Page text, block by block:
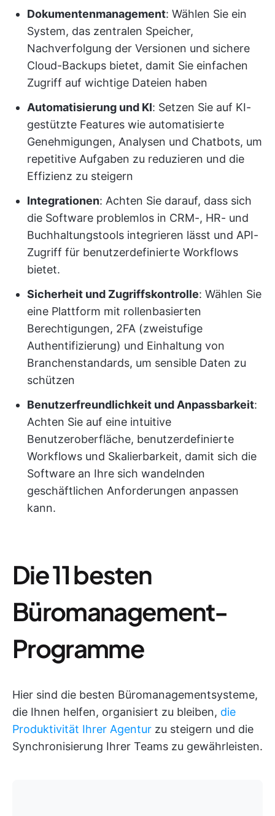
Dokumentenmanagement: Wählen Sie ein
System, das zentralen Speicher,
Nachverfolgung der Versionen und sichere
Cloud-Backups bietet, damit Sie einfachen
Zugriff auf wichtige Dateien haben
Automatisierung und KI: Setzen Sie auf KI-
gestützte Features wie automatisierte
Genehmigungen, Analysen und Chatbots, um
repetitive Aufgaben zu reduzieren und die
Effizienz zu steigern
Integrationen: Achten Sie darauf, dass sich
die Software problemlos in CRM-, HR- und
Buchhaltungstools integrieren lässt und API-
Zugriff für benutzerdefinierte Workflows
bietet.
Sicherheit und Zugriffskontrolle: Wählen Sie
eine Plattform mit rollenbasierten
Berechtigungen, 2FA (zweistufige
Authentifizierung) und Einhaltung von
Branchenstandards, um sensible Daten zu
schützen
Benutzerfreundlichkeit und Anpassbarkeit:
Achten Sie auf eine intuitive
Benutzeroberfläche, benutzerdefinierte
Workflows und Skalierbarkeit, damit sich die
Software an Ihre sich wandelnden
geschäftlichen Anforderungen anpassen
kann.
Die 11 besten
Büromanagement-
Programme
Hier sind die besten Büromanagementsysteme,
die Ihnen helfen, organisiert zu bleiben, die
Produktivität Ihrer Agentur zu steigern und die
Synchronisierung Ihrer Teams zu gewährleisten.